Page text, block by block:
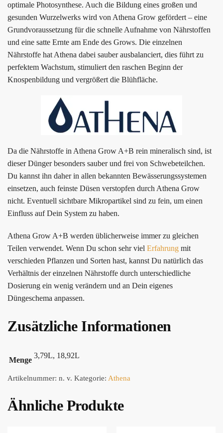
optimale Photosynthese. Auch die Bildung eines großen und
gesunden Wurzelwerks wird von Athena Grow gefördert – eine
Grundvoraussetzung für die schnelle Aufnahme von Nährstoffen
und eine satte Ernte am Ende des Grows. Die einzelnen
Nährstoffe hat Athena dabei sauber ausbalanciert, dies führt zu
perfektem Wachstum, stimuliert den raschen Beginn der
Knospenbildung und vergrößert die Blühfläche.
Da die Nährstoffe in Athena Grow A+B rein mineralisch sind, ist
dieser Dünger besonders sauber und frei von Schwebeteilchen.
Du kannst ihn daher in allen bekannten Bewässerungssystemen
einsetzen, auch feinste Düsen verstopfen durch Athena Grow
nicht. Eventuell sichtbare Mikropartikel sind zu fein, um einen
Einfluss auf Dein System zu haben.
Athena Grow A+B werden üblicherweise immer zu gleichen
Teilen verwendet. Wenn Du schon sehr viel Erfahrung mit
verschieden Pflanzen und Sorten hast, kannst Du natürlich das
Verhältnis der einzelnen Nährstoffe durch unterschiedliche
Dosierung ein wenig verändern und an Dein eigenes
Düngeschema anpassen.
Zusätzliche Informationen
Menge
3,79L, 18,92L
Artikelnummer: n. v. Kategorie: Athena
Ähnliche Produkte